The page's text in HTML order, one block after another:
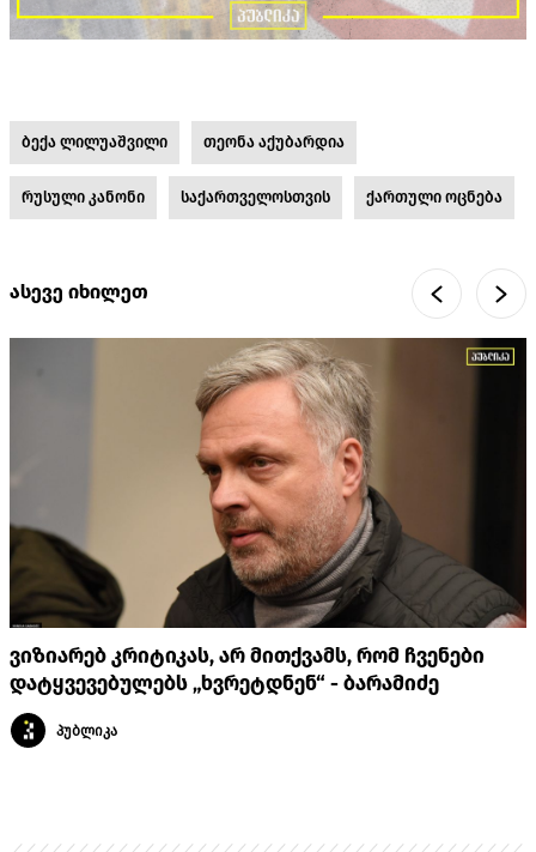
ბექა ლილუაშვილი თეონა აქუბარდია
რუსული კანონი საქართველოსთვის ქართული ოცნება
ასევე იხილეთ
ვიზიარებ კრიტიკას, არ მითქვამს, რომ ჩვენები
დატყვევებულებს „ხვრეტდნენ“ - ბარამიძე
პუბლიკა